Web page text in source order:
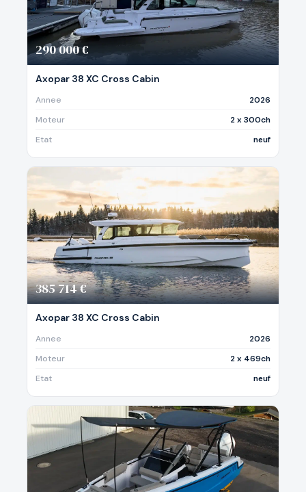
290 000 €
Axopar 38 XC Cross Cabin
Annee
2026
Moteur
2 x 300ch
Etat
neuf
385 714 €
Axopar 38 XC Cross Cabin
Annee
2026
Moteur
2 x 469ch
Etat
neuf